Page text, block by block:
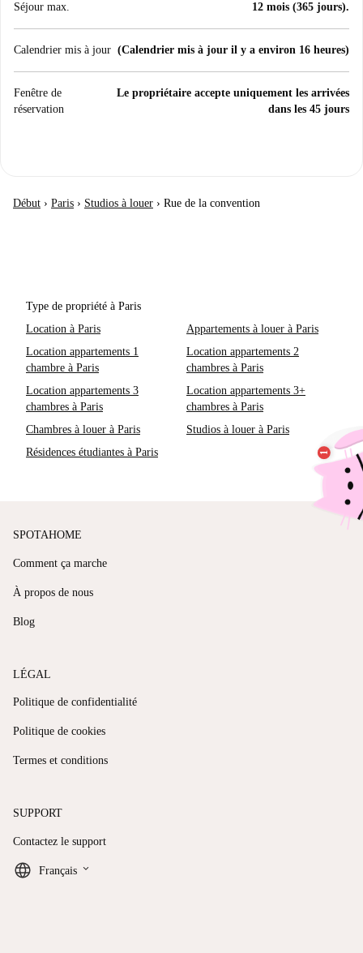
Séjour max. 12 mois (365 jours).
Calendrier mis à jour (Calendrier mis à jour il y a environ 16 heures)
Fenêtre de
réservation
Le propriétaire accepte uniquement les arrivées
dans les 45 jours
Début › Paris › Studios à louer › Rue de la convention
Type de propriété à Paris
Location à Paris
Appartements à louer à Paris
Location appartements 1
chambre à Paris
Location appartements 2
chambres à Paris
Location appartements 3
chambres à Paris
Location appartements 3+
chambres à Paris
Chambres à louer à Paris
Studios à louer à Paris
Résidences étudiantes à Paris
SPOTAHOME
Comment ça marche
À propos de nous
Blog
LÉGAL
Politique de confidentialité
Politique de cookies
Termes et conditions
SUPPORT
Contactez le support
Français keyboard_arrow_down